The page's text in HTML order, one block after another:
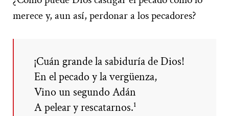
merece y, aun así, perdonar a los pecadores?
¡Cuán grande la sabiduría de Dios!
En el pecado y la vergüenza,
Vino un segundo Adán
A pelear y rescatarnos.¹